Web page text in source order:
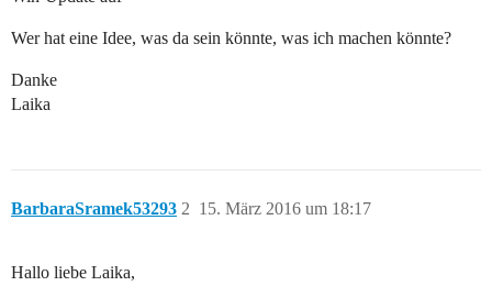
Wer hat eine Idee, was da sein könnte, was ich machen könnte?
Danke
Laika
BarbaraSramek53293 15. März 2016 um 18:17
2
Hallo liebe Laika,